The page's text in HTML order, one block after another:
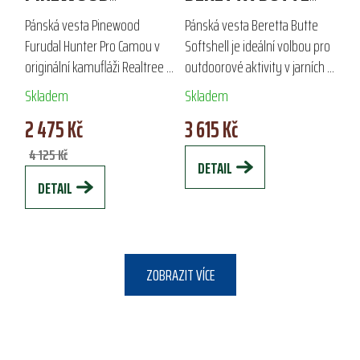
FURUDAL HUNTER
PRO CAMOU
Pánská vesta Pinewood
Furudal Hunter Pro Camou v
originální kamufláži Realtree je
ideální pro lovce a aktivní
pejskaře. Ošetřena impregnací
Bionic Finish® proti vodě,
zajišťuje...
Skladem
2 475 Kč
4 125 Kč
DETAIL
SOFTSHELL
Pánská vesta Beretta Butte
Softshell je ideální volbou pro
outdoorové aktivity v jarních a
podzimních měsících.
Vyrobena z lehkého a
pružného materiálu, zajišťuje
vysoký komfort...
Skladem
3 615 Kč
DETAIL
ZOBRAZIT VÍCE